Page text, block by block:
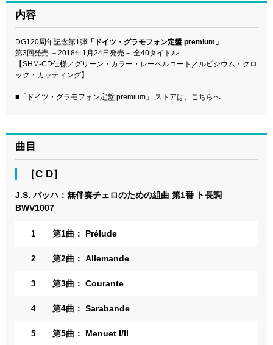
内容
DG120周年記念第1弾 「ドイツ・グラモフォン定盤 premium」
第3回発売 －2018年1月24日発売－ 全40タイトル
【SHM-CD仕様／グリーン・カラー・レーベルコート／ルビジウム・クロ
ック・カッティング】
■ 「ドイツ・グラモフォン定盤 premium」 ストアは、こちらへ
曲目
［C D］
J.S. バッハ：無伴奏チェロのための組曲 第1番 ト長調
BWV1007
1 第1曲： Prélude
2 第2曲： Allemande
3 第3曲： Courante
4 第4曲： Sarabande
5 第5曲： Menuet I/II